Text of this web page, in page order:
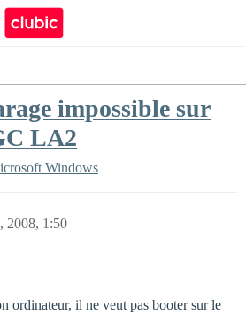
impossible sur
LA2
Windows
2008, 1:50
ordinateur, il ne veut pas booter sur le